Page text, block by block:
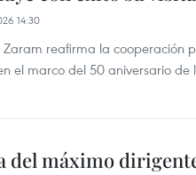
14:30
Zaram reafirma la cooperación
el marco del 50 aniversario de
del máximo